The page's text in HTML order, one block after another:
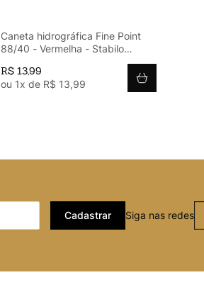
Caneta hidrográfica Fine Point
88/40 - Vermelha - Stabilo
R$ 13,99
ou 1x de R$ 13,99
Cadastrar Siga nas redes